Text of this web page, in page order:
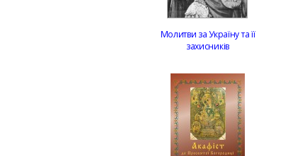
Молитви за Україну та її
захисників